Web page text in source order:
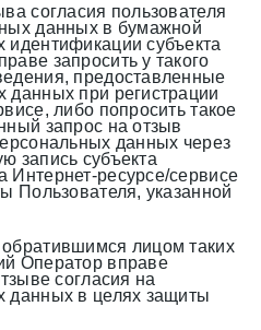
согласия пользователя
данных в бумажной
субъекта
запросить у такого
предоставленные
данных при регистрации
либо попросить такое
запрос на отзыв
данных через
запись субъекта
Интернет-ресурсе/сервисе
Пользователя, указанной
лицом таких
Оператор вправе
согласия на
данных в целях защиты